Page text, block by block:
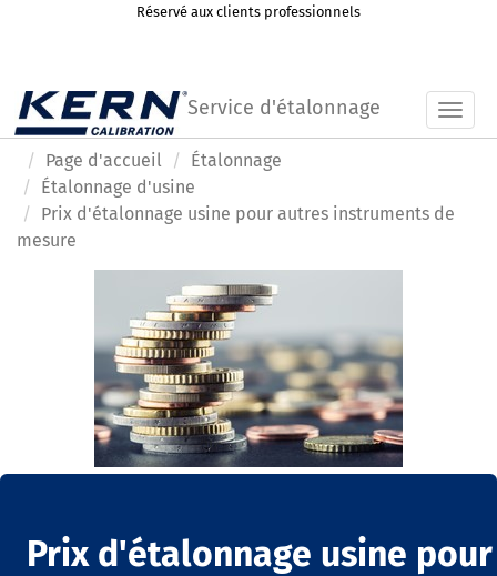
Réservé aux clients professionnels
Service d'étalonnage
Page d'accueil
Étalonnage
Étalonnage d'usine
Prix d'étalonnage usine pour autres instruments de
mesure
Prix d'étalonnage usine pour